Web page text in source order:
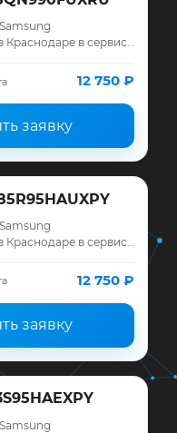
Краснодаре в сервисе
запчасти и
12 750 ₽
заявку
Краснодаре в сервисе
запчасти и
12 750 ₽
заявку